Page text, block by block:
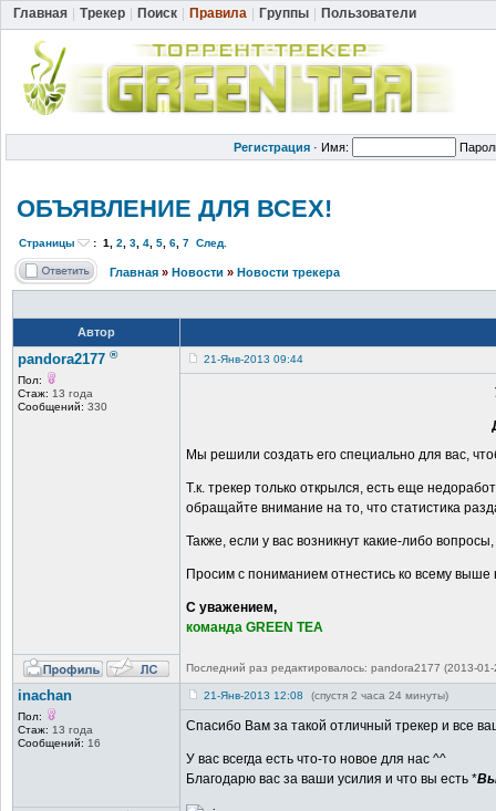
Главная Трекер Поиск Правила Группы Пользователи
Регистрация · Имя:
ОБЪЯВЛЕНИЕ ДЛЯ ВСЕХ!
Страницы : 1 2 3 4 5 6 7 След.
Главная » Новости » Новости трекера
Автор
pandora2177 ®
Пол:
Стаж: 13 года
Сообщений: 330
21-Янв-2013 09:44
Мы решили создать его специально для вас,
Т.к. трекер только открылся, есть еще
обращайте внимание на то, что статистика
Также, если у вас возникнут какие-либо
Просим с пониманием отнестись ко всему выше
С уважением,
команда GREEN TEA
Последний раз редактировалось: pandora2177 (2013-
inachan
Пол:
Стаж: 13 года
Сообщений: 16
21-Янв-2013 12:08 (спустя 2 часа 24 минуты)
Спасибо Вам за такой отличный трекер и все
У вас всегда есть что-то новое для нас ^^
Благодарю вас за ваши усилия и что вы есть *